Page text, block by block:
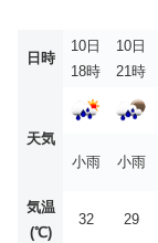
日時
10日
18時
10日
21時
天気
小雨
小雨
気温
(℃)
32 29